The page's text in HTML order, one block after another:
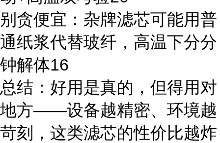
别贪便宜：杂牌滤芯可能用普
通纸浆代替玻纤，高温下分分
钟解体16
总结：好用是真的，但得用对
地方——设备越精密、环境越
苛刻，这类滤芯的性价比越炸